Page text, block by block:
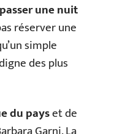
une nuit
réserver une
simple
des plus
du payset de